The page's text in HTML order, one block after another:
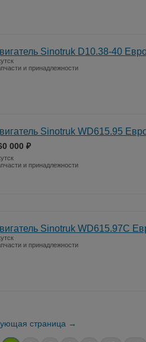
Sinotruk D10.38-40
и принадлежности
Sinotruk WD615.95
000 ₽
и принадлежности
Sinotruk WD615.97C
и принадлежности
страница →